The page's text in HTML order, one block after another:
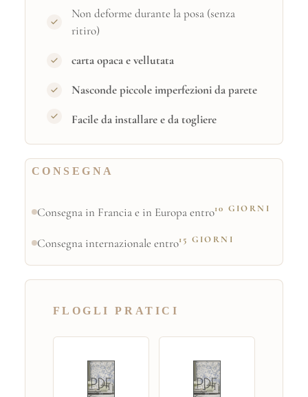
Non deforme durante la posa (senza
ritiro)
carta opaca e vellutata
Nasconde piccole imperfezioni da parete
Facile da installare e da togliere
CONSEGNA
Consegna in Francia e in Europa entro10 GIORNI
Consegna internazionale entro15 GIORNI
FLOGLI PRATICI